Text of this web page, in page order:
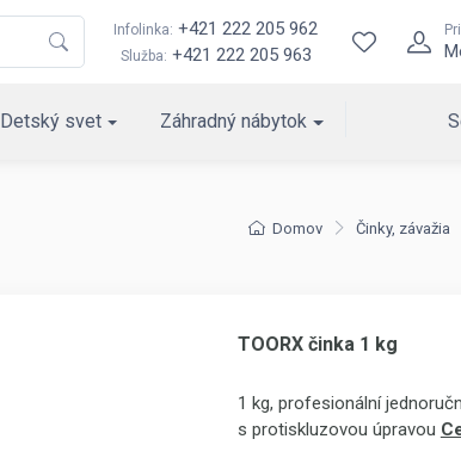
Infolinka: +421 222 205 962
Služba: +421 222 205 963
Detský svet Záhradný nábytok
Domov Činky, závažia
TOORX činka 1 kg
1 kg, profesionální
s protiskluzovou úpravou